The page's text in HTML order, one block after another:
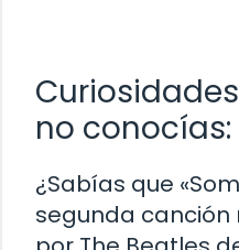
no conocías:
¿Sabías que
segunda